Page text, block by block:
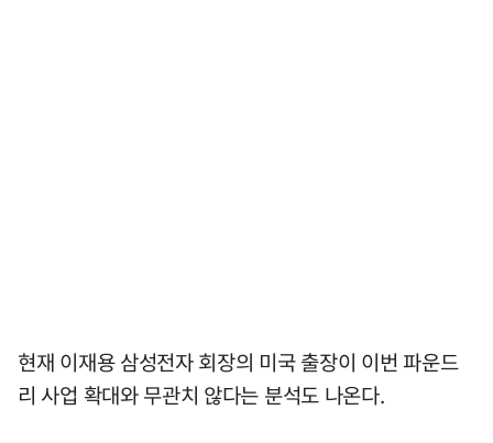
현재 이재용 삼성전자 회장의 미국 출장이 이번 파운드
리 사업 확대와 무관치 않다는 분석도 나온다.